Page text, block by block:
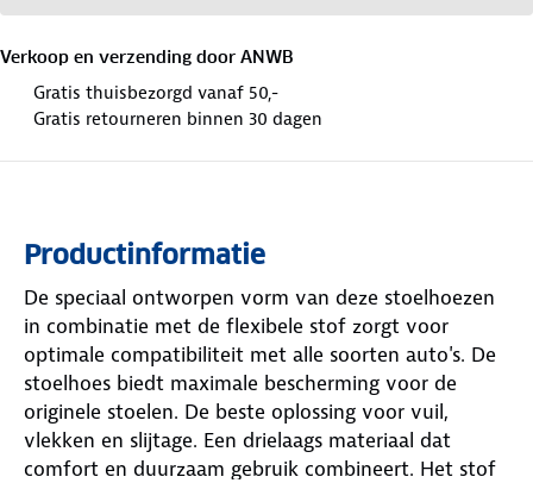
Verkoop en verzending door ANWB
Gratis thuisbezorgd vanaf 50,-
Gratis retourneren binnen 30 dagen
Productinformatie
De speciaal ontworpen vorm van deze stoelhoezen
in combinatie met de flexibele stof zorgt voor
optimale compatibiliteit met alle soorten auto's. De
stoelhoes biedt maximale bescherming voor de
originele stoelen. De beste oplossing voor vuil,
vlekken en slijtage. Een drielaags materiaal dat
comfort en duurzaam gebruik combineert. Het stof